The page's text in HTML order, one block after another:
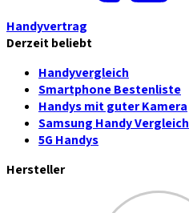
Handyvertrag
Derzeit beliebt
Handyvergleich
Smartphone Bestenliste
Handys mit guter Kamera
Samsung Handy Vergleich
5G Handys
Hersteller